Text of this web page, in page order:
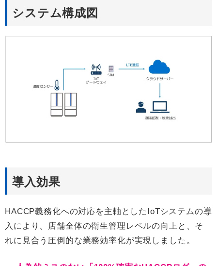
システム構成図
導入効果
HACCP義務化への対応を主軸としたIoTシステムの導
入により、店舗全体の衛生管理レベルの向上と、そ
れに見合う圧倒的な業務効率化が実現しました。